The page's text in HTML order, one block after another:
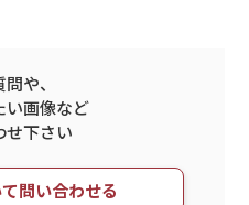
や、
い画像など
せ下さい
問い合わせる